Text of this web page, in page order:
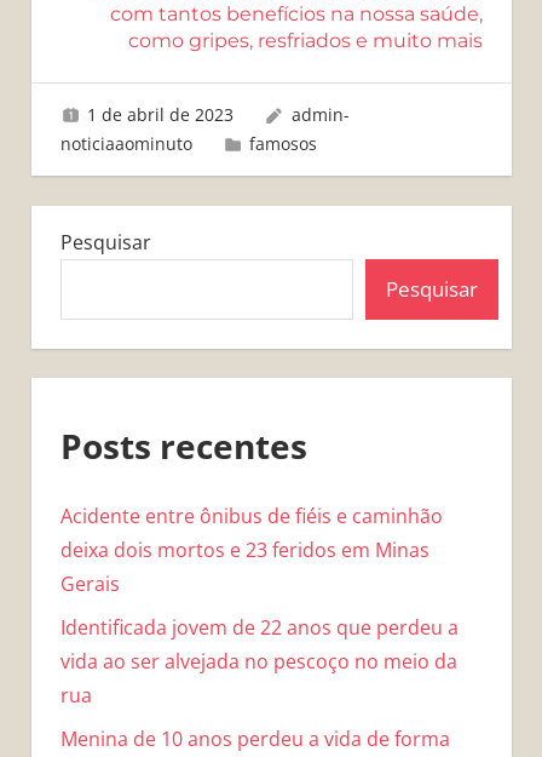
com tantos benefícios na nossa saúde,
como gripes, resfriados e muito mais
1 de abril de 2023
admin-
noticiaaominuto
famosos
Pesquisar
Pesquisar
Posts recentes
Acidente entre ônibus de fiéis e caminhão
deixa dois mortos e 23 feridos em Minas
Gerais
Identificada jovem de 22 anos que perdeu a
vida ao ser alvejada no pescoço no meio da
rua
Menina de 10 anos perdeu a vida de forma